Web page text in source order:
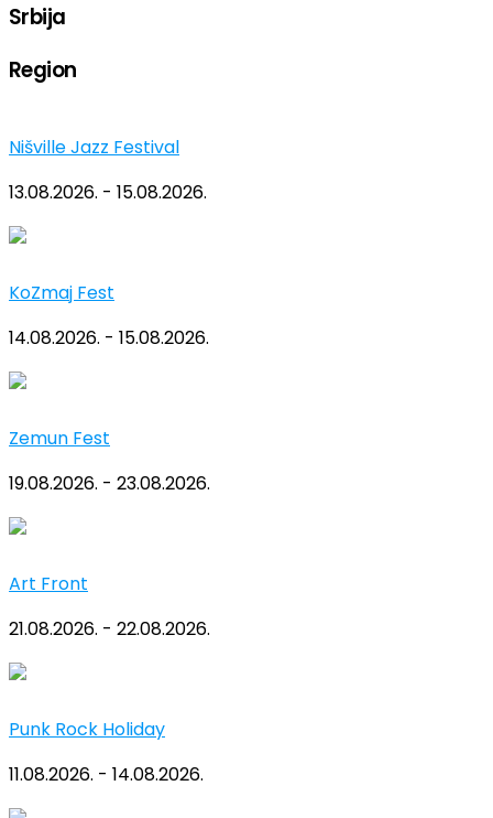
Srbija
Region
Nišville Jazz Festival
13.08.2026. - 15.08.2026.
KoZmaj Fest
14.08.2026. - 15.08.2026.
Zemun Fest
19.08.2026. - 23.08.2026.
Art Front
21.08.2026. - 22.08.2026.
Punk Rock Holiday
11.08.2026. - 14.08.2026.